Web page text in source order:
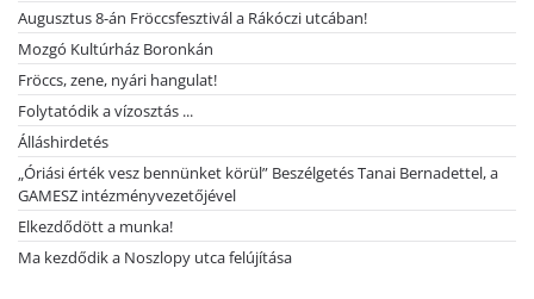
Augusztus 8-án Fröccsfesztivál a Rákóczi utcában!
Mozgó Kultúrház Boronkán
Fröccs, zene, nyári hangulat!
Folytatódik a vízosztás ...
Álláshirdetés
„Óriási érték vesz bennünket körül” Beszélgetés Tanai Bernadettel, a
GAMESZ intézményvezetőjével
Elkezdődött a munka!
Ma kezdődik a Noszlopy utca felújítása